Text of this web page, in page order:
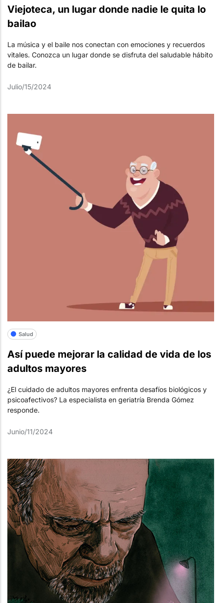
Viejoteca, un lugar donde nadie le quita lo
bailao
La música y el baile nos conectan con emociones y recuerdos
vitales. Conozca un lugar donde se disfruta del saludable hábito
de bailar.
Julio/15/2024
Salud
Así puede mejorar la calidad de vida de los
adultos mayores
¿El cuidado de adultos mayores enfrenta desafíos biológicos y
psicoafectivos? La especialista en geriatría Brenda Gómez
responde.
Junio/11/2024